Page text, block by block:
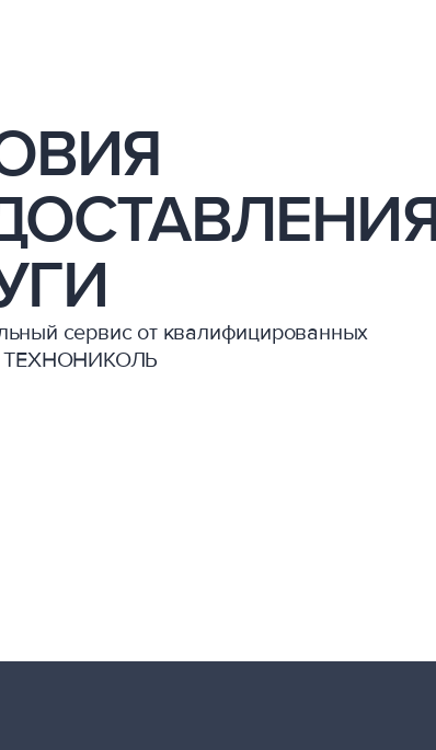
сервис от квалифицированных
ТЕХНОНИКОЛЬ